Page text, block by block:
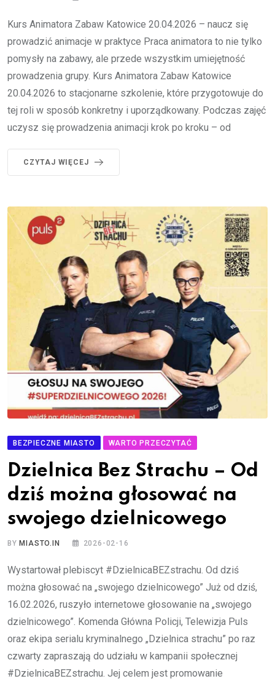
Kurs Animatora Zabaw Katowice 20.04.2026 – naucz się
prowadzić animacje w praktyce Praca animatora to nie tylko
pomysły na zabawy, ale przede wszystkim umiejętność
prowadzenia grupy. Kurs Animatora Zabaw Katowice
20.04.2026 to stacjonarne szkolenie, które przygotowuje do
tej roli w sposób konkretny i uporządkowany. Podczas zajęć
uczysz się prowadzenia animacji krok po kroku – od
CZYTAJ WIĘCEJ
BEZPIECZNE MIASTO WARTO PRZECZYTAĆ
Dzielnica Bez Strachu – Od
dziś można głosować na
swojego dzielnicowego
BY MIASTO.IN 2026-02-16
Wystartował plebiscyt #DzielnicaBEZstrachu. Od dziś
można głosować na „swojego dzielnicowego” Już od dziś,
16.02.2026, ruszyło internetowe głosowanie na „swojego
dzielnicowego”. Komenda Główna Policji, Telewizja Puls
oraz ekipa serialu kryminalnego „Dzielnica strachu” po raz
czwarty zapraszają do udziału w kampanii społecznej
#DzielnicaBEZstrachu. Jej celem jest promowanie